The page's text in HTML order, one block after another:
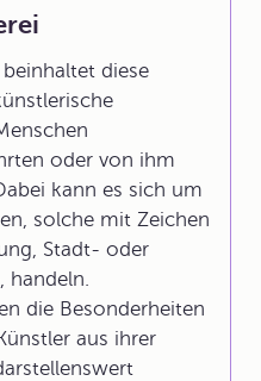
diese
oder von ihm
kann es sich um
solche mit Zeichen
Stadt- oder
handeln.
die Besonderheiten
aus ihrer